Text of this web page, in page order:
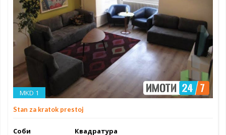
MKD 1
Stan za kratok prestoj
Соби Квадратура